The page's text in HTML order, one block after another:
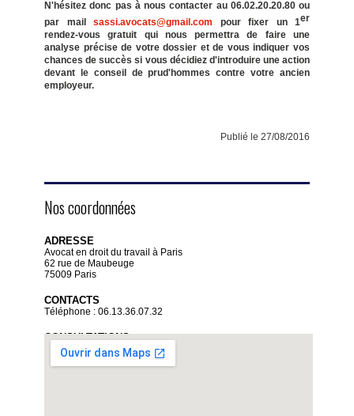
N'hésitez donc pas à nous contacter au 06.02.20.20.80 ou
par mail sassi.avocats@gmail.com pour fixer un 1er
rendez-vous gratuit qui nous permettra de faire une
analyse précise de votre dossier et de vous indiquer vos
chances de succès si vous décidiez d'introduire une action
devant le conseil de prud'hommes contre votre ancien
employeur.
Publié le 27/08/2016
Nos coordonnées
ADRESSE
Avocat en droit du travail à Paris
62 rue de Maubeuge
75009 Paris
CONTACTS
Téléphone : 06.13.36.07.32
CONSULTATIONS
Sur rendez-vous uniquement
Du lundi au vendredi de 9 heures à 19 heures